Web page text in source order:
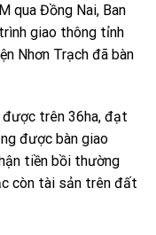
qua Đồng Nai, Ban
giao thông tỉnh
Nhơn Trạch đã bàn
trên 36ha, đạt
được bàn giao
tiền bồi thường
còn tài sản trên đất